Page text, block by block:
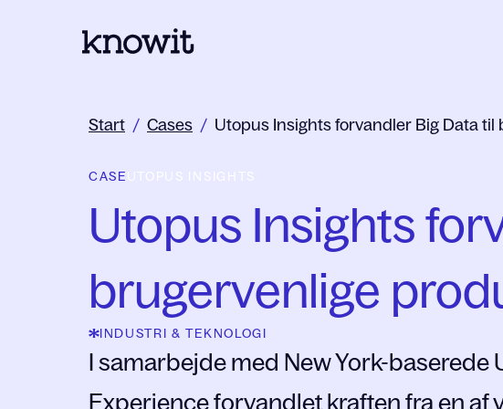
Til Knowits hjemmeside
Start / Cases / Utopus Insights forvandler Big Data
CASE
Utopus Insights
brugervenlige
INDUSTRI & TEKNOLOGI
I samarbejde med New York-baserede
Experience forvandlet kraften fra en af